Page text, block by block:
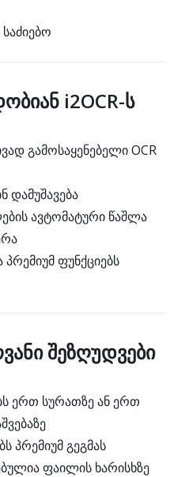
i2OCR-ს
გამოსაყენებელი OCR
ავტომატური წაშლა
ფუნქციებს
შეზღუდვები
ერთ სურათზე ან ერთ
პრემიუმ გეგმას
ფაილის ხარისხზე